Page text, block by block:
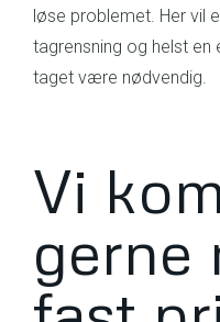
løse problemet. Her vil
tagrensning og helst
taget være nødvendig.
Vi
gerne